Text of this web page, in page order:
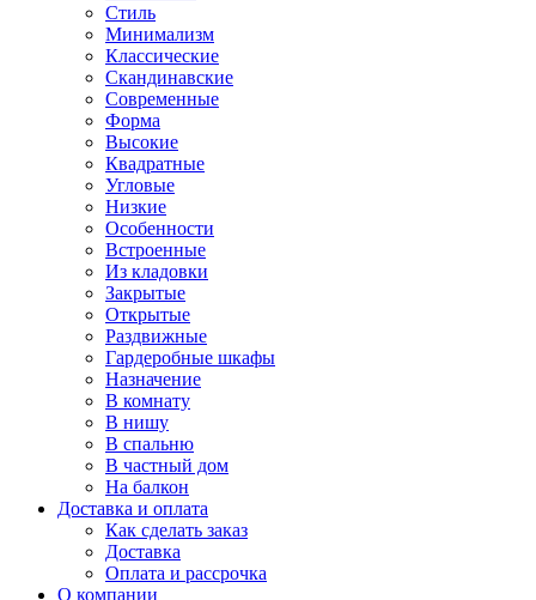
Стиль
Минимализм
Классические
Скандинавские
Современные
Форма
Высокие
Квадратные
Угловые
Низкие
Особенности
Встроенные
Из кладовки
Закрытые
Открытые
Раздвижные
Гардеробные шкафы
Назначение
В комнату
В нишу
В спальню
В частный дом
На балкон
Доставка и оплата
Как сделать заказ
Доставка
Оплата и рассрочка
О компании